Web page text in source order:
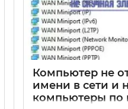
Компьютер не
имени в сети и
компьютеры по